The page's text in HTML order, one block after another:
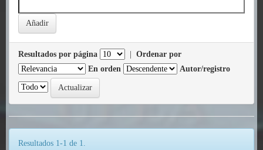
Resultados por página
Ordenar por
En orden
Autor/registro
Resultados 1-1 de 1.